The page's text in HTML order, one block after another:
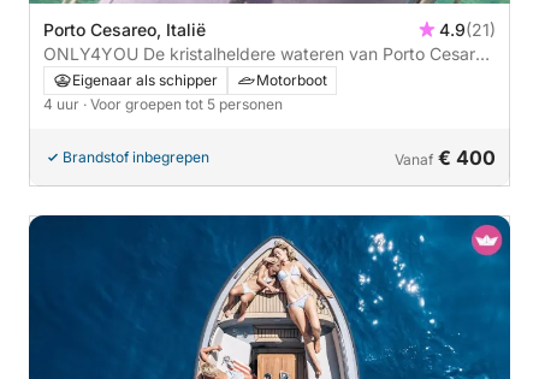
Porto Cesareo, Italië 4.9(21)
ONLY4YOU De kristalheldere wateren van Porto Cesareo
per boot: 4 uur inclusief aperitief
Eigenaar als schipper
Motorboot
4 uur · Voor groepen tot 5 personen
Brandstof inbegrepen Vanaf € 400